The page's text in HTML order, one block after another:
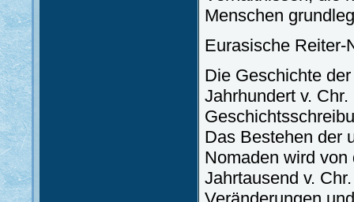
Menschen
Eurasische Reiter-
Die Geschichte
Jahrhundert v.
Das Bestehen der
Nomaden wird
Jahrtausend v.